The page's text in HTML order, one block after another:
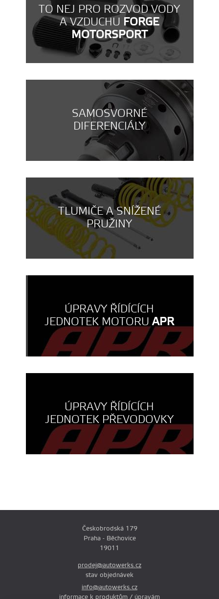
TO NEJ PRO ROZVOD VODY
A VZDUCHU FORGE
MOTORSPORT
SAMOSVORNÉ
DIFERENCIÁLY
TLUMIČE A SNÍŽENÉ
PRUŽINY
ÚPRAVY ŘÍDÍCÍCH
JEDNOTEK MOTORUAPR
ÚPRAVY ŘÍDÍCÍCH
JEDNOTEK PŘEVODOVKY
Českobrodská 179
Praha - Běchovice
19011
prodej@autowerks.cz
stav objednávek
info@autowerks.cz
informace k produktům / úpravám